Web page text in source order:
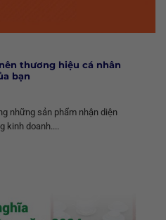
thương hiệu cá nhân
bạn
những sản phẩm nhận diện
kinh doanh....